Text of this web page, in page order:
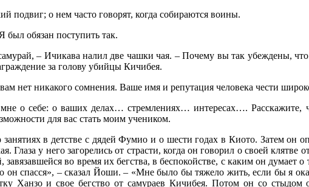
подвиг; о нем часто говорят, когда собираются воины.
обязан поступить так.
– Ичикава налил две чашки чая. – Почему вы так убеждены,
за голову убийцы Кичибея.
нет никакого сомнения. Ваше имя и репутация человека чести
о себе: о ваших делах… стремлениях… интересах….
для вас стать моим учеником.
в детстве с дядей Фумио и о шести годах в Киото. Затем он
Глаза у него загорелись от страсти, когда он говорил о своей клятве
завязавшейся во время их бегства, в беспокойстве, с каким он думает
он спасся», – сказал Йоши. – «Мне было бы тяжело жить, если бы я
Ханзо и свое бегство от самураев Кичибея. Потом он со стыдом